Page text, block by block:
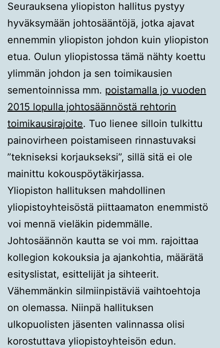
Seurauksena yliopiston hallitus pystyy
hyväksymään johtosääntöjä, jotka ajavat
ennemmin yliopiston johdon kuin yliopiston
etua. Oulun yliopistossa tämä nähty koettu
ylimmän johdon ja sen toimikausien
sementoinnissa mm. poistamalla jo vuoden
2015 lopulla johtosäännöstä rehtorin
toimikausirajoite. Tuo lienee silloin tulkittu
painovirheen poistamiseen rinnastuvaksi
”tekniseksi korjaukseksi”, sillä sitä ei ole
mainittu kokouspöytäkirjassa.
Yliopiston hallituksen mahdollinen
yliopistoyhteisöstä piittaamaton enemmistö
voi mennä vieläkin pidemmälle.
Johtosäännön kautta se voi mm. rajoittaa
kollegion kokouksia ja ajankohtia, määrätä
esityslistat, esittelijät ja sihteerit.
Vähemmänkin silmiinpistäviä vaihtoehtoja
on olemassa. Niinpä hallituksen
ulkopuolisten jäsenten valinnassa olisi
korostuttava yliopistoyhteisön edun.